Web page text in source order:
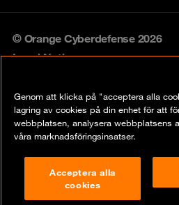
© Orange Cyberdefense 2026
Legal Notice
Vulnerability policy
Compliance
Genom att klicka på "acceptera alla
lagring av cookies på din enhet för att
webbplatsen, analysera webbplatsens
våra marknadsföringsinsatser.
Acceptera alla
cookies